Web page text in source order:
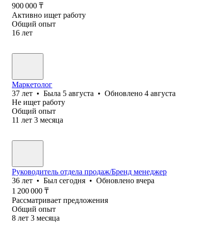
900 000 ₸
Активно ищет работу
Общий опыт
16 лет
Маркетолог
37 лет • Была 5 августа • Обновлено 4 августа
Не ищет работу
Общий опыт
11 лет 3 месяца
Руководитель отдела продаж/Бренд менеджер
36 лет • Был сегодня • Обновлено вчера
1 200 000 ₸
Рассматривает предложения
Общий опыт
8 лет 3 месяца